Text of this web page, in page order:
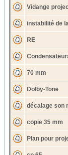
Vidange
instabilité de
RE
70 mm
Dolby-Tone
décalage son
copie 35 mm
Plan pour